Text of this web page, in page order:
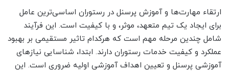
ارتقاء مهارت‌ها و آموزش پرسنل در رستوران اساسی‌ترین عامل
برای ایجاد یک تیم متعهد، موثر، و با کیفیت است. این فرآیند
شامل چندین مرحله مهم است که هرکدام تاثیر مستقیمی بر بهبود
عملکرد و کیفیت خدمات رستوران دارند. ابتدا، شناسایی نیازهای
آموزشی پرسنل و تعیین اهداف آموزشی اولیه ضروری است. این